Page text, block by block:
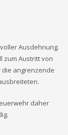
Ausdehnung.
zum Austritt von
die angrenzende
daher